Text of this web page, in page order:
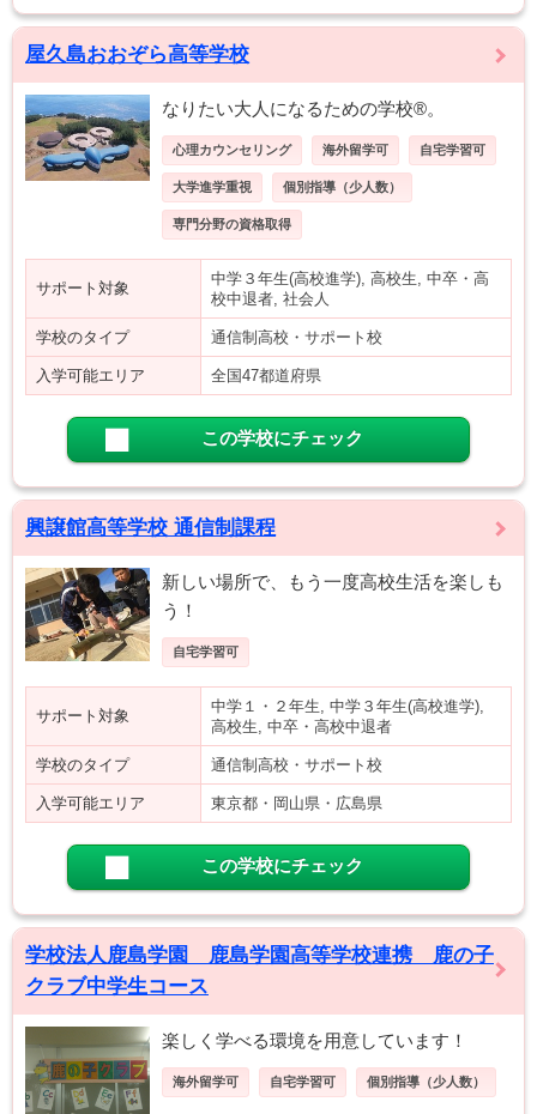
屋久島おおぞら高等学校
なりたい大人になるための学校®。
心理カウンセリング 海外留学可 自宅学習可
大学進学重視 個別指導（少人数）
専門分野の資格取得
サポート対象
中学３年生(高校進学), 高校生, 中卒・高
校中退者, 社会人
学校のタイプ 通信制高校・サポート校
入学可能エリア 全国47都道府県
この学校にチェック
興譲館高等学校 通信制課程
新しい場所で、もう一度高校生活を楽しも
う！
自宅学習可
サポート対象
中学１・２年生, 中学３年生(高校進学),
高校生, 中卒・高校中退者
学校のタイプ 通信制高校・サポート校
入学可能エリア 東京都・岡山県・広島県
この学校にチェック
学校法人鹿島学園 鹿島学園高等学校連携 鹿の子
クラブ中学生コース
楽しく学べる環境を用意しています！
海外留学可 自宅学習可 個別指導（少人数）